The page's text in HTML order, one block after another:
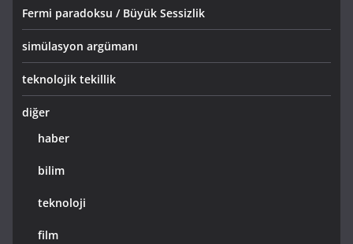
Fermi paradoksu / Büyük Sessizlik
simülasyon argümanı
teknolojik tekillik
diğer
haber
bilim
teknoloji
film